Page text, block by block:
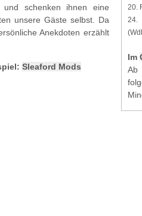
20.
Im
und schenken ihnen eine
unsere Gäste selbst. Da
Anekdoten erzählt
Sleaford Mods